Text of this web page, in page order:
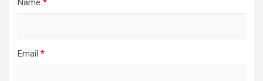
Name *
Email *